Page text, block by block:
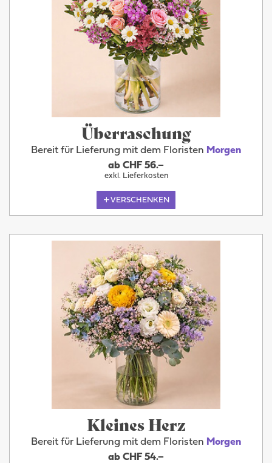
Überraschung
Bereit für Lieferung mit dem Floristen Morgen
ab CHF 56.–
exkl. Lieferkosten
VERSCHENKEN
Kleines Herz
Bereit für Lieferung mit dem Floristen Morgen
ab CHF 54.–